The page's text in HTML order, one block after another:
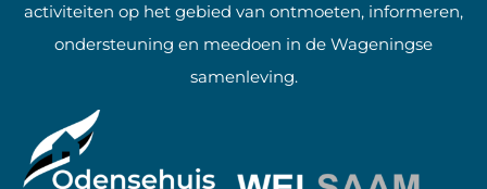
activiteiten op het gebied van ontmoeten, informeren,
ondersteuning en meedoen in de Wageningse
samenleving.